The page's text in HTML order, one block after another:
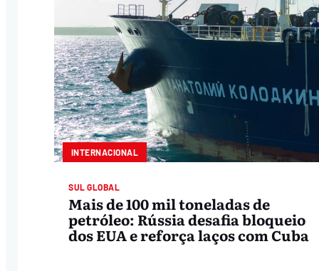
INTERNACIONAL
SUL GLOBAL
Mais de 100 mil toneladas de
petróleo: Rússia desafia bloqueio
dos EUA e reforça laços com Cuba